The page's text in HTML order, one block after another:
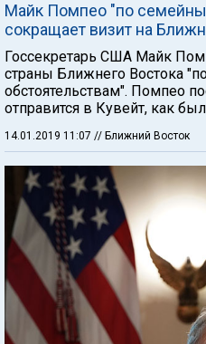
Майк Помпео "по
сокращает визит на
Госсекретарь США Майк
страны Ближнего Востока
обстоятельствам". Помпео
отправится в Кувейт, как
14.01.2019 11:07 // Ближний Восток